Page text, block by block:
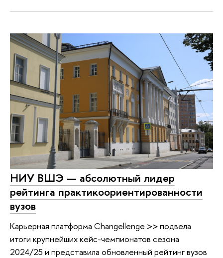
НИУ ВШЭ — абсолютный лидер
рейтинга практикоориентированности
вузов
Карьерная платформа Changellenge >> подвела
итоги крупнейших кейс-чемпионатов сезона
2024/25 и представила обновленный рейтинг вузов